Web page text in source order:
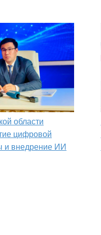
области
цифровой
и внедрение ИИ